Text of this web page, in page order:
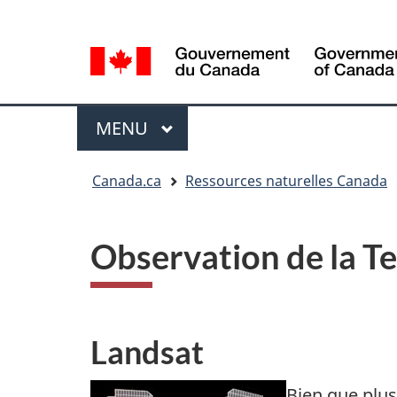
de
la
langue
selection
Menu
MENU PRINCIPAL
Canada.ca Ressources naturelles Canada
Observation de la
Landsat